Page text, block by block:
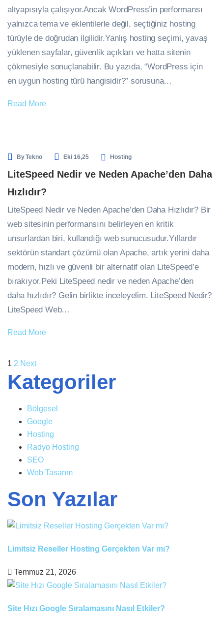
altyapısıyla çalışıyor.Ancak WordPress’in performansı
yalnızca tema ve eklentilerle değil, seçtiğiniz hosting
türüyle de doğrudan ilgilidir.Yanlış hosting seçimi, yavaş
yüklenen sayfalar, güvenlik açıkları ve hatta sitenin
çökmesiyle sonuçlanabilir. Bu yazıda, “WordPress için
en uygun hosting türü hangisidir?” sorusuna…
Read More
ByTekno Eki 16,25 Hosting
LiteSpeed Nedir ve Neden Apache’den Daha
Hızlıdır?
LiteSpeed Nedir ve Neden Apache’den Daha Hızlıdır? Bir
web sitesinin performansını belirleyen en kritik
unsurlardan biri, kullandığı web sunucusudur.Yıllardır
sektörün standart çözümü olan Apache, artık yerini daha
modern, hızlı ve güvenli bir alternatif olan LiteSpeed’e
bırakıyor.Peki LiteSpeed nedir ve neden Apache’den
daha hızlıdır? Gelin birlikte inceleyelim. LiteSpeed Nedir?
LiteSpeed Web…
Read More
1 2 Next
Kategoriler
Bölgesel
Google
Hosting
Radyo Hosting
SEO
Web Tasarım
Son Yazılar
Limitsiz Reseller Hosting Gerçekten Var mı?
Temmuz 21, 2026
Site Hızı Google Sıralamasını Nasıl Etkiler?